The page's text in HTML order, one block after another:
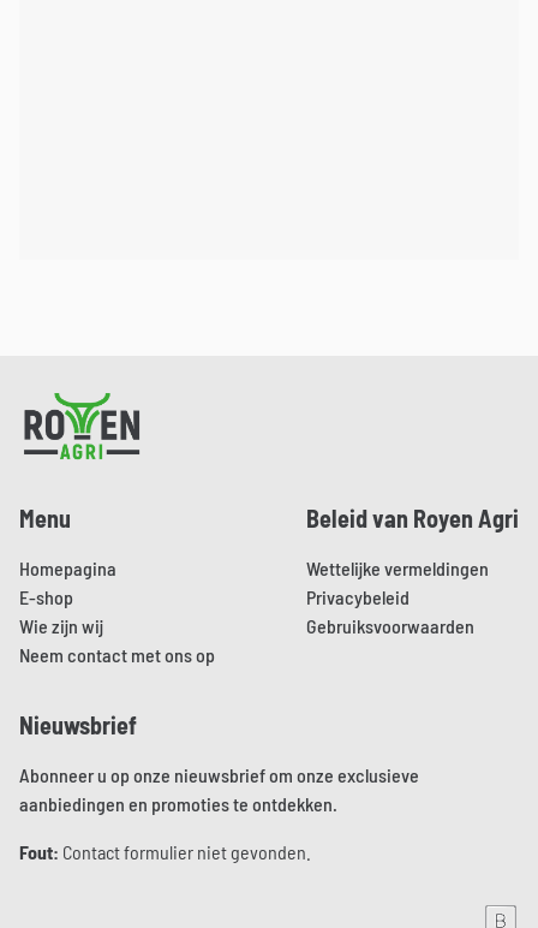
Pied de page
Menu
Homepagina
E-shop
Wie zijn wij
Neem contact met ons op
Beleid van Royen Agri
Wettelijke vermeldingen
Privacybeleid
Gebruiksvoorwaarden
Nieuwsbrief
Abonneer u op onze nieuwsbrief om onze exclusieve
aanbiedingen en promoties te ontdekken.
Fout: Contact formulier niet gevonden.